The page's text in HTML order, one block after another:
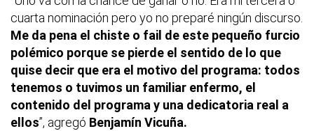
cuarta nominación pero yo no preparé ningún discurso.
Me da pena el chiste o fail de este pequeño furcio
polémico porque se pierde el sentido de lo que
quise decir que era el motivo del programa: todos
tenemos o tuvimos un familiar enfermo, el
contenido del programa y una dedicatoria real a
ellos”, agregó Benjamín Vicuña.